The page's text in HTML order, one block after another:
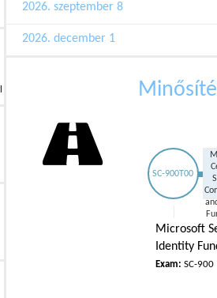
2026. szeptember 8
2026. december 1
SC-900T00
Microsoft
Identity
Exam: SC-900